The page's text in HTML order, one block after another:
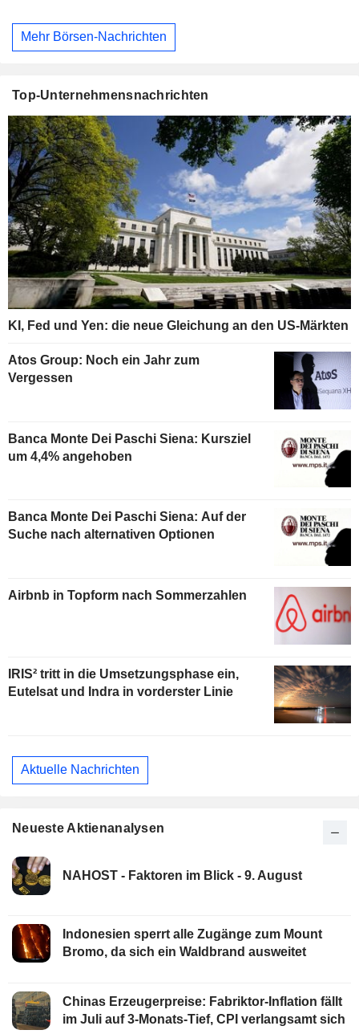
Mehr Börsen-Nachrichten
Top-Unternehmensnachrichten
KI, Fed und Yen: die neue Gleichung an den US-Märkten
Atos Group: Noch ein Jahr zum
Vergessen
Banca Monte Dei Paschi Siena: Kursziel
um 4,4% angehoben
Banca Monte Dei Paschi Siena: Auf der
Suche nach alternativen Optionen
Airbnb in Topform nach Sommerzahlen
IRIS² tritt in die Umsetzungsphase ein,
Eutelsat und Indra in vorderster Linie
Aktuelle Nachrichten
Neueste Aktienanalysen
NAHOST - Faktoren im Blick - 9. August
Indonesien sperrt alle Zugänge zum Mount
Bromo, da sich ein Waldbrand ausweitet
Chinas Erzeugerpreise: Fabriktor-Inflation fällt
im Juli auf 3-Monats-Tief, CPI verlangsamt sich